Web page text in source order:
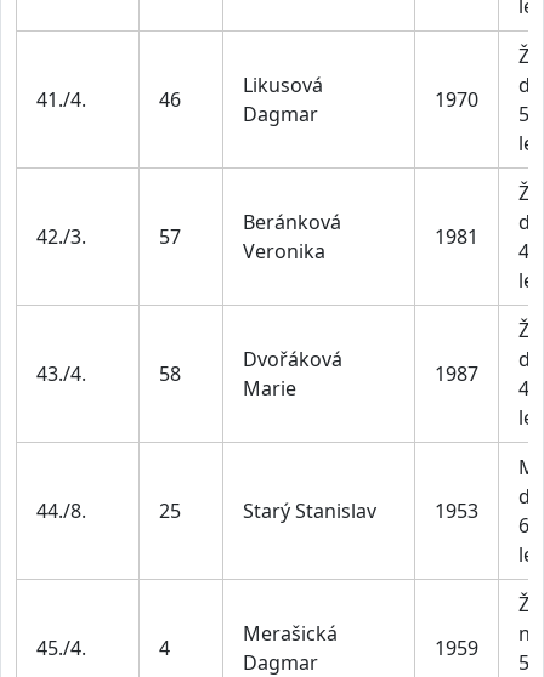
let
41./4. 46
Likusová
Dagmar
1970
do
54
let
42./3. 57
Beránková
Veronika
1981
do
44
let
43./4. 58
Dvořáková
Marie
1987
do
44
let
44./8. 25 Starý Stanislav 1953
do
69
let
45./4. 4
Merašická
Dagmar
1959
55